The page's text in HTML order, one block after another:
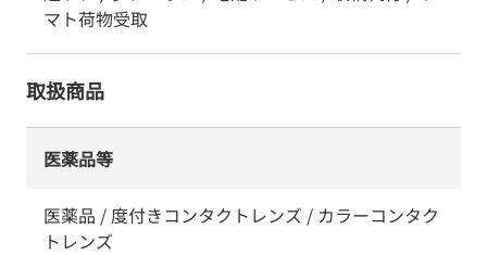
マト荷物受取
取扱商品
医薬品等
医薬品 / 度付きコンタクトレンズ / カラーコンタク
トレンズ